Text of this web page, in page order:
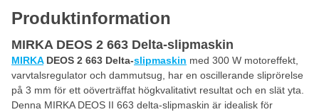
Produktinformation
MIRKA DEOS 2 663 Delta-slipmaskin
MIRKADEOS 2 663 Delta-slipmaskin med 300 W motoreffekt,
varvtalsregulator och dammutsug, har en oscillerande sliprörelse
på 3 mm för ett oöverträffat högkvalitativt resultat och en slät yta.
Denna MIRKA DEOS II 663 delta-slipmaskin är idealisk för